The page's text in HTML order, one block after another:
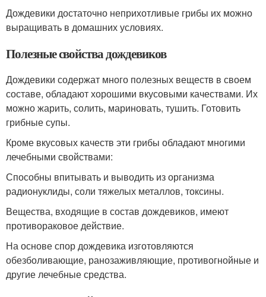
Дождевики достаточно неприхотливые грибы их можно
выращивать в домашних условиях.
Полезные свойства дождевиков
Дождевики содержат много полезных веществ в своем
составе, обладают хорошими вкусовыми качествами. Их
можно жарить, солить, мариновать, тушить. Готовить
грибные супы.
Кроме вкусовых качеств эти грибы обладают многими
лечебными свойствами:
Способны впитывать и выводить из организма
радионуклиды, соли тяжелых металлов, токсины.
Вещества, входящие в состав дождевиков, имеют
противораковое действие.
На основе спор дождевика изготовляются
обезболивающие, ранозаживляющие, противогнойные и
другие лечебные средства.